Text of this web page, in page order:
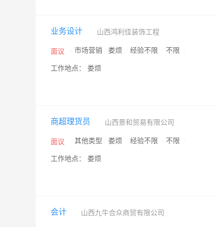
业务设计 山西鸿利佳装饰工程
面议 市场营销 娄烦 经验不限 不限
工作地点： 娄烦
商超理货员 山西景和贸易有限公司
面议 其他类型 娄烦 经验不限 不限
工作地点： 娄烦
会计 山西九牛合众商贸有限公司